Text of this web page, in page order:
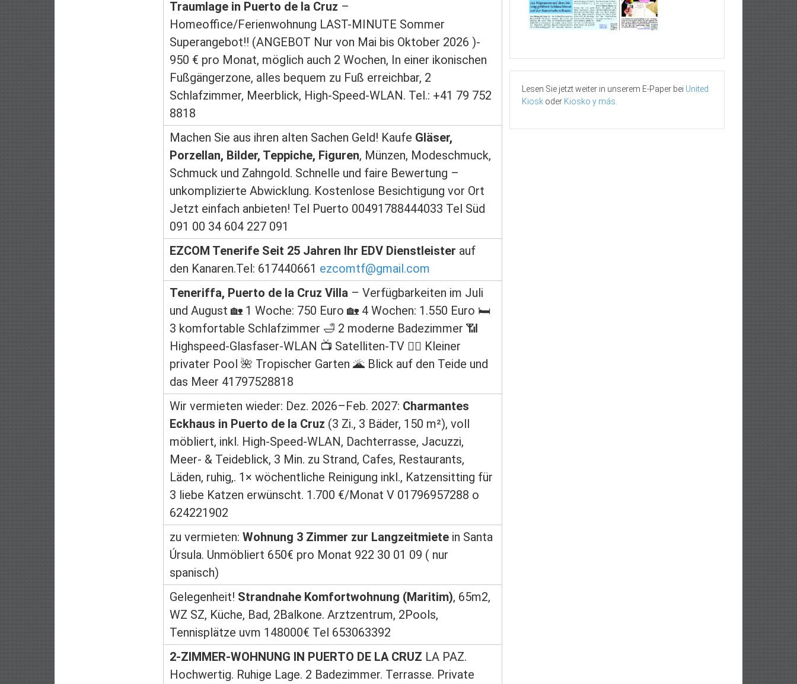
Traumlage in Puerto de la Cruz –
Homeoffice/Ferienwohnung LAST-MINUTE Sommer
Superangebot!! (ANGEBOT Nur von Mai bis Oktober 2026 )-
950 € pro Monat, möglich auch 2 Wochen, In einer ikonischen
Fußgängerzone, alles bequem zu Fuß erreichbar, 2
Schlafzimmer, Meerblick, High-Speed-WLAN. Tel.: +41 79 752
8818
Machen Sie aus ihren alten Sachen Geld! Kaufe Gläser,
Porzellan, Bilder, Teppiche, Figuren, Münzen, Modeschmuck,
Schmuck und Zahngold. Schnelle und faire Bewertung –
unkomplizierte Abwicklung. Kostenlose Besichtigung vor Ort
Jetzt einfach anbieten! Tel Puerto 00491788444033 Tel Süd
091 00 34 604 227 091
EZCOM Tenerife Seit 25 Jahren Ihr EDV Dienstleister auf
den Kanaren.Tel: 617440661 ezcomtf@gmail.com
Teneriffa, Puerto de la Cruz Villa – Verfügbarkeiten im Juli
und August 🏡 1 Woche: 750 Euro 🏡 4 Wochen: 1.550 Euro 🛏️
3 komfortable Schlafzimmer 🛁 2 moderne Badezimmer 📶
Highspeed-Glasfaser-WLAN 📺 Satelliten-TV 🏊‍♂️ Kleiner
privater Pool 🌺 Tropischer Garten 🌋 Blick auf den Teide und
das Meer 41797528818
Wir vermieten wieder: Dez. 2026–Feb. 2027: Charmantes
Eckhaus in Puerto de la Cruz (3 Zi., 3 Bäder, 150 m²), voll
möbliert, inkl. High-Speed-WLAN, Dachterrasse, Jacuzzi,
Meer- & Teideblick, 3 Min. zu Strand, Cafes, Restaurants,
Läden, ruhig,. 1× wöchentliche Reinigung inkl., Katzensitting für
3 liebe Katzen erwünscht. 1.700 €/Monat V 01796957288 o
624221902
zu vermieten: Wohnung 3 Zimmer zur Langzeitmiete in Santa
Úrsula. Unmöbliert 650€ pro Monat 922 30 01 09 ( nur
spanisch)
Gelegenheit! Strandnahe Komfortwohnung (Maritim), 65m2,
WZ SZ, Küche, Bad, 2Balkone. Arztzentrum, 2Pools,
Tennisplätze uvm 148000€ Tel 653063392
2-ZIMMER-WOHNUNG IN PUERTO DE LA CRUZ LA PAZ.
Hochwertig. Ruhige Lage. 2 Badezimmer. Terrasse. Private
Lesen Sie jetzt weiter in unserem E-Paper bei United
Kiosk oder Kiosko y más